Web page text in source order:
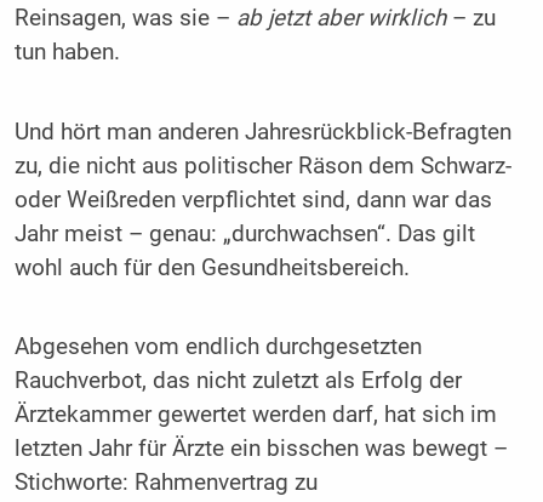
Reinsagen, was sie – ab jetzt aber wirklich – zu
tun haben.
Und hört man anderen Jahresrückblick-Befragten
zu, die nicht aus politischer Räson dem Schwarz-
oder Weißreden verpflichtet sind, dann war das
Jahr meist – genau: „durchwachsen“. Das gilt
wohl auch für den Gesundheitsbereich.
Abgesehen vom endlich durchgesetzten
Rauchverbot, das nicht zuletzt als Erfolg der
Ärztekammer gewertet werden darf, hat sich im
letzten Jahr für Ärzte ein bisschen was bewegt –
Stichworte: Rahmenvertrag zu